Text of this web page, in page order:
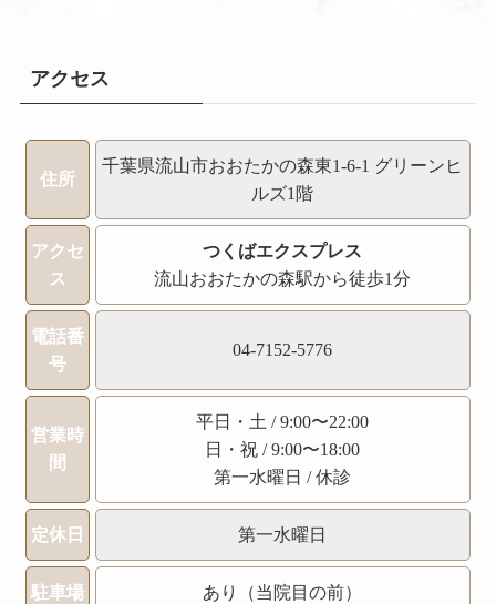
アクセス
住所
千葉県流山市おおたかの森東1-6-1 グリーンヒ
ルズ1階
アクセ
ス
つくばエクスプレス
流山おおたかの森駅から徒歩1分
電話番
号
04-7152-5776
営業時
間
平日・土 / 9:00〜22:00
日・祝 / 9:00〜18:00
第一水曜日 / 休診
定休日 第一水曜日
駐車場 あり（当院目の前）